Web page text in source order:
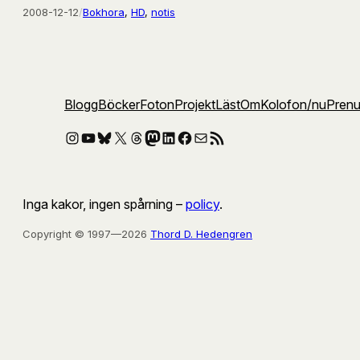
2008-12-12/Bokhora, HD, notis
BloggBöckerFotonProjektLästOmKolofon/nu
Instagram
YouTube
Bluesky
X Threads
Mastodon
LinkedIn
Facebook
E-postRSS-flöde
Inga kakor, ingen spårning – policy.
Copyright © 1997—2026 Thord D. Hedengren